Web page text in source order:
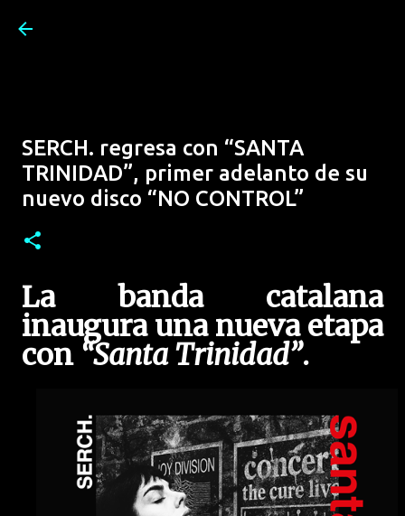
SERCH. regresa con “SANTA
TRINIDAD”, primer adelanto de su
nuevo disco “NO CONTROL”
La banda catalana
inaugura una nueva etapa
con “Santa Trinidad”.